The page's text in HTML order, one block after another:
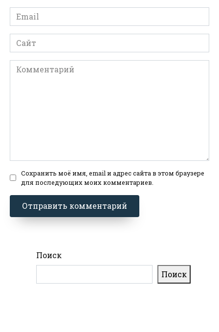
Email
*
Сайт
Комментарий
Сохранить моё имя, email и адрес сайта в этом браузере
для последующих моих комментариев.
Поиск
Поиск